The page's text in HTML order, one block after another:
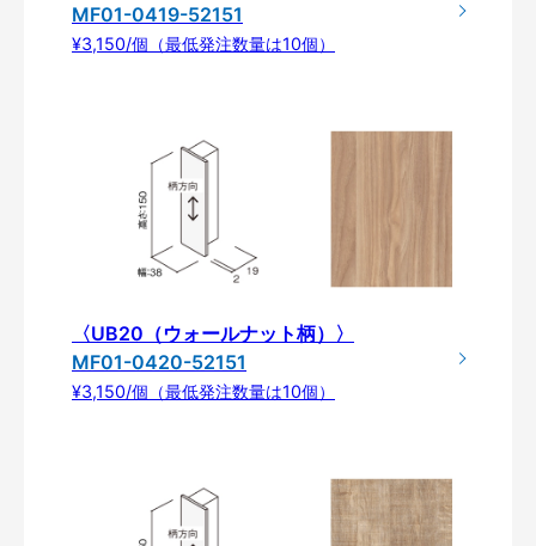
MF01-0419-52151
¥3,150/個（最低発注数量は10個）
〈UB20（ウォールナット柄）〉
MF01-0420-52151
¥3,150/個（最低発注数量は10個）